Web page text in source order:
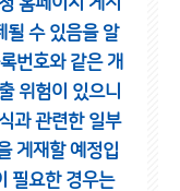
될 수 있음을 알
번호와 같은 개
위험이 있으니
과 관련한 일부
게재할 예정입
필요한 경우는